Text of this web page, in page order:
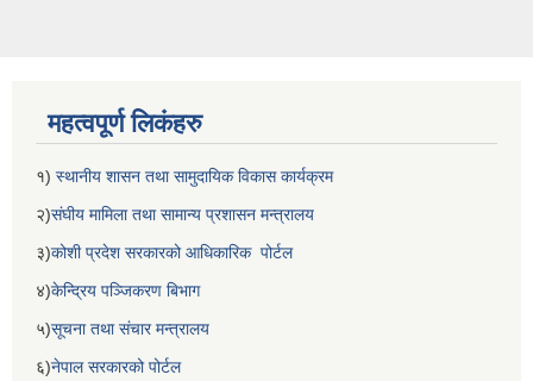
महत्वपूर्ण लिकंहरु
१) स्थानीय शासन तथा सामुदायिक विकास कार्यक्रम
२)संघीय मामिला तथा सामान्य प्रशासन मन्त्रालय
३)कोशी प्रदेश सरकारको आधिकारिक पोर्टल
४)केन्द्रिय पञ्जिकरण बिभाग
५)सूचना तथा संचार मन्त्रालय
६)नेपाल सरकारको पोर्टल